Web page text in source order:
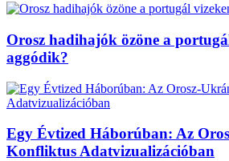
Orosz hadihajók özöne a
aggódik?
Egy Évtized Háborúban: Az
Konfliktus Adatvizualizációban